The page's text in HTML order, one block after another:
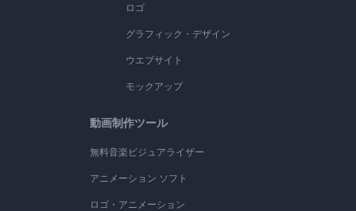
ロゴ
グラフィック・デザイン
ウエブサイト
モックアップ
動画制作ツール
無料音楽ビジュアライザー
アニメーション ソフト
ロゴ・アニメーション